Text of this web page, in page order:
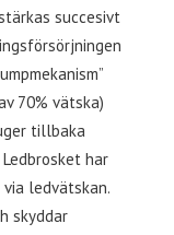
succesivt
70% vätska)
tillbaka
har
ledvätskan.
skyddar